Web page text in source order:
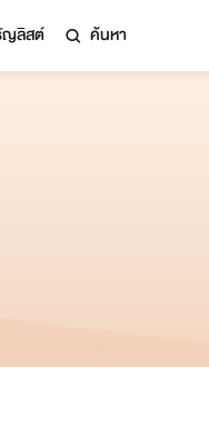
ลิสต์ ค้นหา